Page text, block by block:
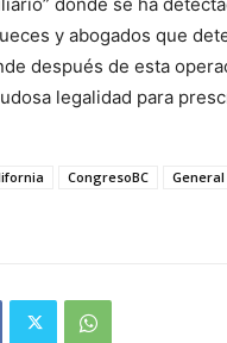
y abogados que
después de esta
legalidad para
CongresoBC General